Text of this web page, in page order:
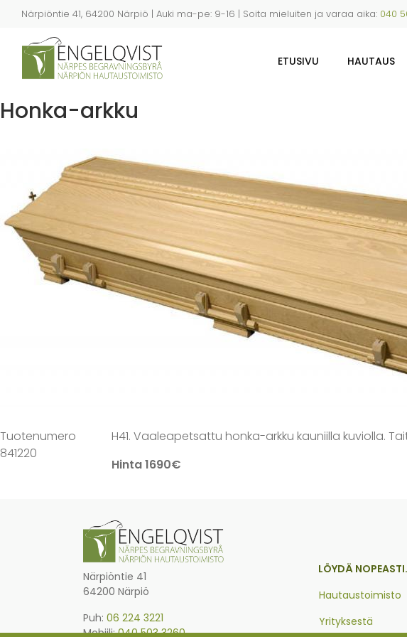
Hyppää
Närpiöntie 41, 64200 Närpiö | Auki ma-pe: 9-16 | Soita mieluiten ja varaa aika: 040
ETUSIVU HAUTAUS
Honka-arkku
Tuotenumero
841220
H41. Vaaleapetsattu honka-arkku kauniilla kuviolla.
Hinta 1690€
Närpiöntie 41
64200 Närpiö
Puh: 06 224 3221
Mobiili:040 503 3260
LÖYDÄ
Hautaustoimisto
Yrityksestä